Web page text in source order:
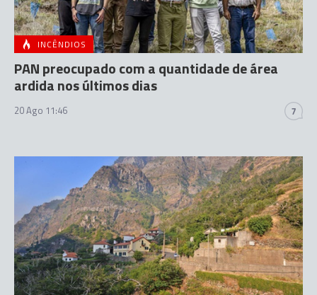
INCÊNDIOS
PAN preocupado com a quantidade de área
ardida nos últimos dias
20 Ago 11:46 7